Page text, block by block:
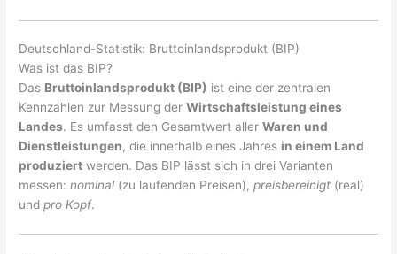
Deutschland-Statistik: Bruttoinlandsprodukt (BIP)
Was ist das BIP?
Das Bruttoinlandsprodukt (BIP) ist eine der zentralen
Kennzahlen zur Messung derWirtschaftsleistung eines
Landes. Es umfasst den Gesamtwert allerWaren und
Dienstleistungen, die innerhalb eines Jahres in einem Land
produziert werden. Das BIP lässt sich in drei Varianten
messen:nominal (zu laufenden Preisen),preisbereinigt (real)
undpro Kopf.